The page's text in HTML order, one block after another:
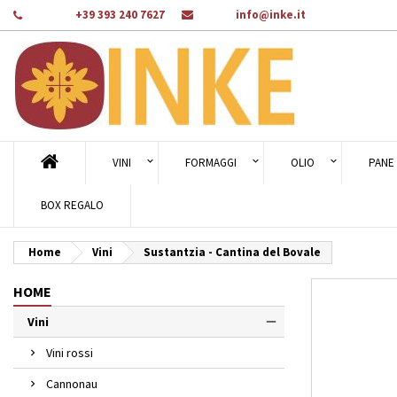
+39 393 240 7627 info@inke.it
VINI FORMAGGI OLIO PANE
BOX REGALO
Home Vini Sustantzia - Cantina del Bovale
HOME
Vini
Vini rossi
Cannonau